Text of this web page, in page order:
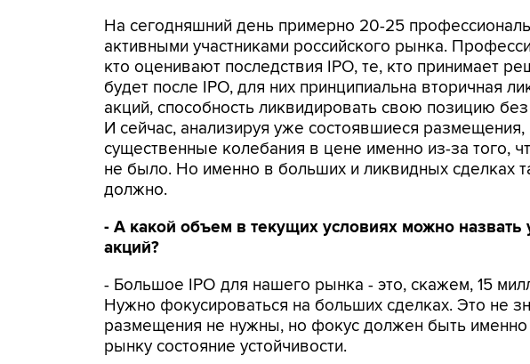
На сегодняшний день примерно 20-25
активными участниками российского рынка.
кто оценивают последствия IPO, те, кто принимает
будет после IPO, для них принципиальна вторичная
акций, способность ликвидировать свою позицию
И сейчас, анализируя уже состоявшиеся
существенные колебания в цене именно из-за того,
не было. Но именно в больших и ликвидных сделках
должно.
- А какой объем в текущих условиях можно
акций?
- Большое IPO для нашего рынка - это, скажем, 15
Нужно фокусироваться на больших сделках. Это не
размещения не нужны, но фокус должен быть именно
рынку состояние устойчивости.